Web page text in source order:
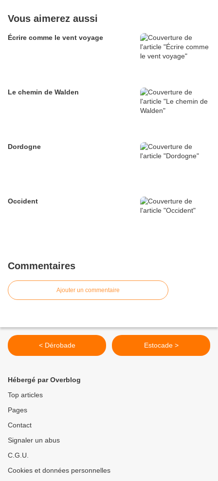
Vous aimerez aussi
Écrire comme le vent voyage
Le chemin de Walden
Dordogne
Occident
Commentaires
Ajouter un commentaire
< Dérobade Estocade >
Hébergé par Overblog
Top articles
Pages
Contact
Signaler un abus
C.G.U.
Cookies et données personnelles